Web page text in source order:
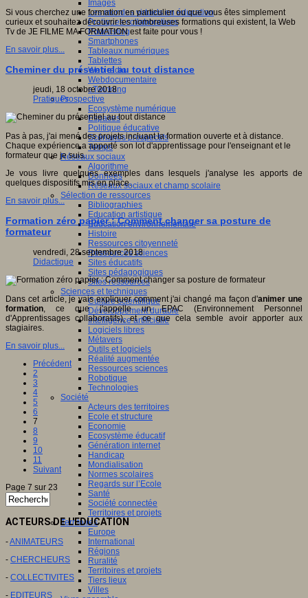
Images
Les mondes virtuels en éducation
Pratiques collaboratives
Podcasting
Smartphones
Tableaux numériques
Tablettes
Web radio
Webdocumentaire
eTwinning
Prospective
Ecosystème numérique
Espaces
Politique éducative
Scénarios prospectifs
Temps
Réseaux sociaux
Algorithme
Données
Réseaux sociaux et champ scolaire
Sélection de ressources
Bibliographies
Education artistique
Education environnementale
Histoire
Ressources citoyenneté
Ressources sciences
Sites éducatifs
Sites pédagogiques
Sites ressources
Sciences et techniques
Culture scientifique
Développement durable
Intelligence artificielle
Logiciels libres
Métavers
Outils et logiciels
Réalité augmentée
Ressources sciences
Robotique
Technologies
Société
Acteurs des territoires
Ecole et structure
Economie
Ecosystème éducatif
Génération internet
Handicap
Mondialisation
Normes scolaires
Regards sur l’Ecole
Santé
Société connectée
Territoires et projets
Territoires
Europe
International
Régions
Ruralité
Territoires et projets
Tiers lieux
Villes
Si vous cherchez une formation en particulier ou que vous êtes simplement
curieux et souhaitez découvrir les nombreuses formations qui existent, la Web
Tv de JE FILME MA FORMATION est faite pour vous !
En savoir plus...
Cheminer du présentiel au tout distance
jeudi, 18 octobre 2018
Pratiques
Pas à pas, j'ai mené des projets incluant la formation ouverte et à distance.
Chaque expérience a apporté son lot d'apprentissage pour l'enseignant et le
formateur que je suis.
Je vous livre quelques exemples dans lesquels j'analyse les apports de
quelques dispositifs mis en place.
En savoir plus...
Formation zéro papier : Comment changer sa posture de
formateur
vendredi, 28 septembre 2018
Didactique
Dans cet article, je vais expliquer comment j'ai changé ma façon d'animer une
formation , ce que j'appelle un EPAC (Environnement Personnel
d'Apprentissages collaboratifs), et ce que cela semble avoir apporter aux
stagiaires.
En savoir plus...
Précédent
2
3
4
5
6
7
8
9
10
11
Suivant
Page 7 sur 23
ACTEURS DE L'EDUCATION
-ANIMATEURS
- CHERCHEURS
- COLLECTIVITES
- EDITEURS